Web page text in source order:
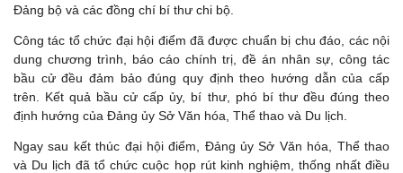
Đảng bộ và các đồng chí bí thư chi bộ.
Công tác tổ chức đại hội điểm đã được chuẩn bị chu đáo, các nội
dung chương trình, báo cáo chính trị, đề án nhân sự, công tác
bầu cử đều đảm bảo đúng quy định theo hướng dẫn của cấp
trên. Kết quả bầu cử cấp ủy, bí thư, phó bí thư đều đúng theo
định hướng của Đảng ủy Sở Văn hóa, Thể thao và Du lịch.
Ngay sau kết thúc đại hội điểm, Đảng ủy Sở Văn hóa, Thể thao
và Du lịch đã tổ chức cuộc họp rút kinh nghiệm, thống nhất điều